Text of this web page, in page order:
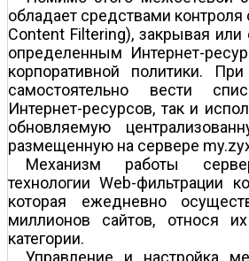
обладает средствами
Content Filtering), закрывая или
определенным Интернет-
корпоративной политики.
самостоятельно вести
Интернет-ресурсов, так и
обновляемую
размещенную на сервере
Механизм работы
технологии Web-фильтрации
которая ежедневно
миллионов сайтов, относя
категории.